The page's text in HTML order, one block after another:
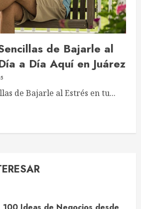
de Bajarle al
a Día Aquí en Juárez
de Bajarle al Estrés en tu...